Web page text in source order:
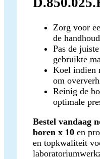
Zorg voor
de
Pas de
gebruikte
Koel indien
om
Reinig de
optimale
Bestel vandaag
boren x 10 en
en topkwaliteit